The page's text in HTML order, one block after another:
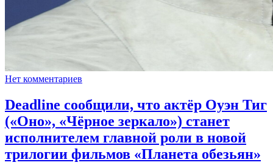
Нет комментариев
Deadline сообщили, что актёр Оуэн Тиг
(«Оно», «Чёрное зеркало») станет
исполнителем главной роли в новой
трилогии фильмов «Планета обезьян»